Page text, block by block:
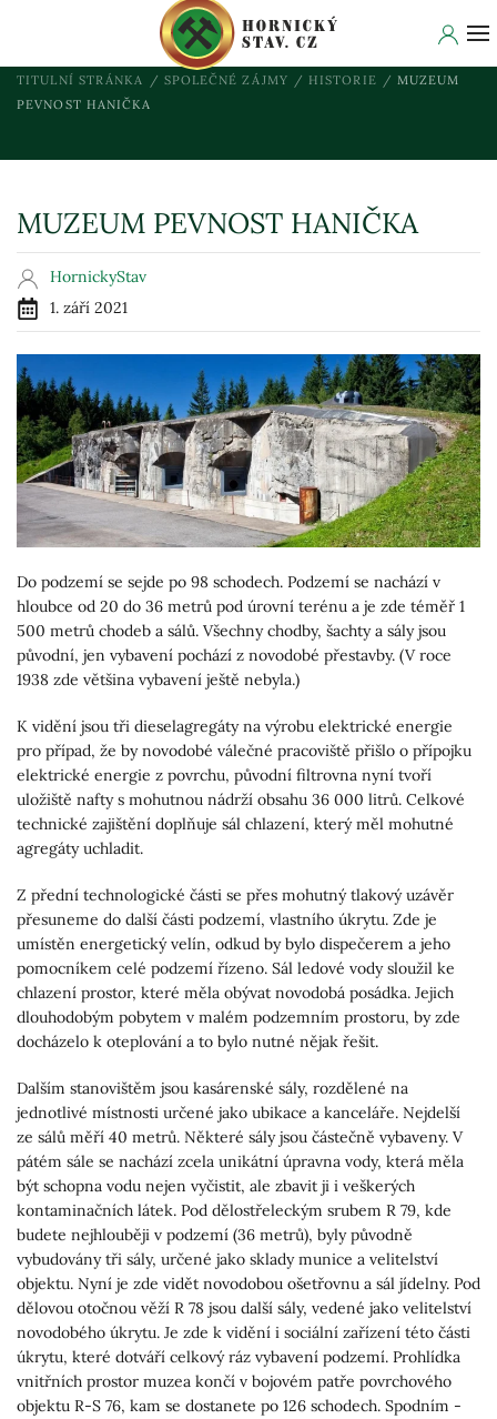
TITULNÍ STRÁNKA SPOLEČNÉ ZÁJMY HISTORIE
MUZEUM
PEVNOST HANIČKA
MUZEUM PEVNOST HANIČKA
HornickyStav
1. září 2021
Do podzemí se sejde po 98 schodech. Podzemí se nachází v
hloubce od 20 do 36 metrů pod úrovní terénu a je zde téměř 1
500 metrů chodeb a sálů. Všechny chodby, šachty a sály jsou
původní, jen vybavení pochází z novodobé přestavby. (V roce
1938 zde většina vybavení ještě nebyla.)
K vidění jsou tři dieselagregáty na výrobu elektrické energie
pro případ, že by novodobé válečné pracoviště přišlo o přípojku
elektrické energie z povrchu, původní filtrovna nyní tvoří
uložiště nafty s mohutnou nádrží obsahu 36 000 litrů. Celkové
technické zajištění doplňuje sál chlazení, který měl mohutné
agregáty uchladit.
Z přední technologické části se přes mohutný tlakový uzávěr
přesuneme do další části podzemí, vlastního úkrytu. Zde je
umístěn energetický velín, odkud by bylo dispečerem a jeho
pomocníkem celé podzemí řízeno. Sál ledové vody sloužil ke
chlazení prostor, které měla obývat novodobá posádka. Jejich
dlouhodobým pobytem v malém podzemním prostoru, by zde
docházelo k oteplování a to bylo nutné nějak řešit.
Dalším stanovištěm jsou kasárenské sály, rozdělené na
jednotlivé místnosti určené jako ubikace a kanceláře. Nejdelší
ze sálů měří 40 metrů. Některé sály jsou částečně vybaveny. V
pátém sále se nachází zcela unikátní úpravna vody, která měla
být schopna vodu nejen vyčistit, ale zbavit ji i veškerých
kontaminačních látek. Pod dělostřeleckým srubem R 79, kde
budete nejhlouběji v podzemí (36 metrů), byly původně
vybudovány tři sály, určené jako sklady munice a velitelství
objektu. Nyní je zde vidět novodobou ošetřovnu a sál jídelny. Pod
dělovou otočnou věží R 78 jsou další sály, vedené jako velitelství
novodobého úkrytu. Je zde k vidění i sociální zařízení této části
úkrytu, které dotváří celkový ráz vybavení podzemí. Prohlídka
vnitřních prostor muzea končí v bojovém patře povrchového
objektu R-S 76, kam se dostanete po 126 schodech. Spodním -